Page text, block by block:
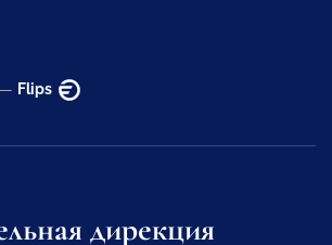
— Flips
дирекция